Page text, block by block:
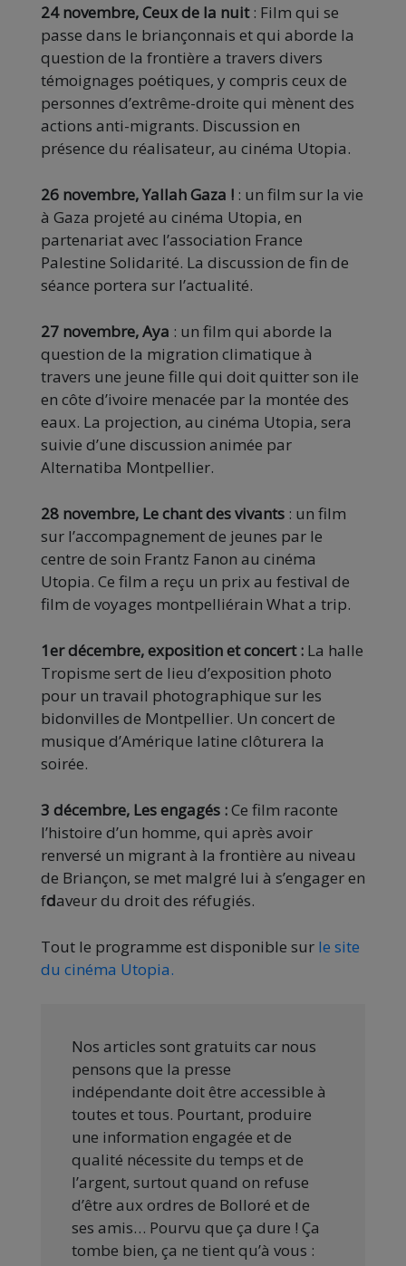
24 novembre, Ceux de la nuit : Film qui se
passe dans le briançonnais et qui aborde la
question de la frontière a travers divers
témoignages poétiques, y compris ceux de
personnes d’extrême-droite qui mènent des
actions anti-migrants. Discussion en
présence du réalisateur, au cinéma Utopia.
26 novembre,Yallah Gaza ! : un film sur la vie
à Gaza projeté au cinéma Utopia, en
partenariat avec l’association France
Palestine Solidarité. La discussion de fin de
séance portera sur l’actualité.
27 novembre, Aya : un film qui aborde la
question de la migration climatique à
travers une jeune fille qui doit quitter son ile
en côte d’ivoire menacée par la montée des
eaux. La projection, au cinéma Utopia, sera
suivie d’une discussion animée par
Alternatiba Montpellier.
28 novembre, Le chant des vivants : un film
sur l’accompagnement de jeunes par le
centre de soin Frantz Fanon au cinéma
Utopia. Ce film a reçu un prix au festival de
film de voyages montpelliérain What a trip.
1er décembre, exposition et concert : La halle
Tropisme sert de lieu d’exposition photo
pour un travail photographique sur les
bidonvilles de Montpellier. Un concert de
musique d’Amérique latine clôturera la
soirée.
3 décembre, Les engagés :Ce film raconte
l’histoire d’un homme, qui après avoir
renversé un migrant à la frontière au niveau
de Briançon, se met malgré lui à s’engager en
fdaveur du droit des réfugiés.
Tout le programme est disponible sur le site
du cinéma Utopia.
Nos articles sont gratuits car nous
pensons que la presse
indépendante doit être accessible à
toutes et tous. Pourtant, produire
une information engagée et de
qualité nécessite du temps et de
l’argent, surtout quand on refuse
d’être aux ordres de Bolloré et de
ses amis… Pourvu que ça dure ! Ça
tombe bien, ça ne tient qu’à vous :